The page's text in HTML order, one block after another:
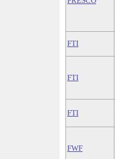
FTI
FTI
FTI
FWF